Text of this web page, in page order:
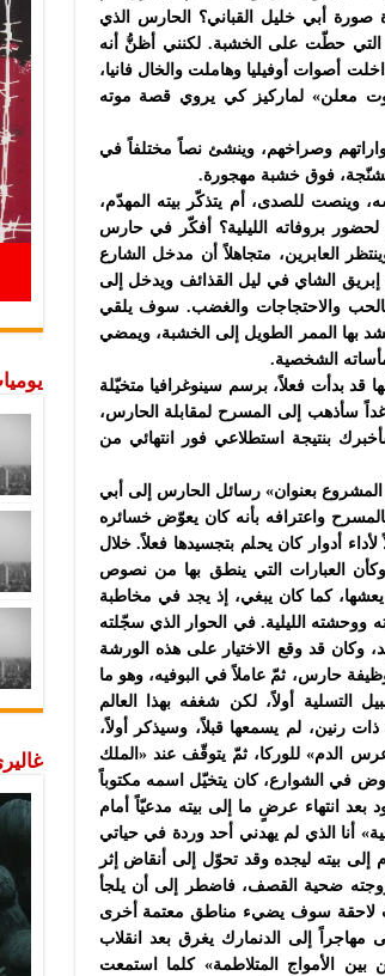
صورة أبي خليل القباني؟ الحارس الذي
حطّت على الخشبة. لكنني أظنُّ أنه
أصوات أوفيليا وهاملت والخال فانيا،
معلن» لماركيز كي يروي قصة موته
وصراخهم، وينشئ نصاً مختلفاً في
فوق خشبة مهجورة.
وينصت للصدى، أم يتذكّر بيته المهدّم،
بروفاته الليلية؟ أفكّر في حارس
العابرين، متجاهلاً أن مدخل الشارع
الشاي في ليل القذائف ويدخل إلى
والاحتجاجات والغضب. سوف يلقي
بها الممر الطويل إلى الخشبة، ويمضي
الشخصية.
قد بدأت فعلاً، برسم سينوغرافيا متخيّلة
سأذهب إلى المسرح لمقابلة الحارس،
بنتيجة استطلاعي فور انتهائي من
المشروع بعنوان» رسائل الحارس إلى أبي
واعترافه بأنه كان يعوّض خسائره
أدوار كان يحلم بتجسيدها فعلاً. خلال
العبارات التي ينطق بها من نصوص
يعشها، كما كان يبغي، إذ يجد في مخاطبة
الليلية. في الحوار الذي سجّلته
وكان قد وقع الاختيار على هذه الورشة
حارس، ثمّ عاملاً في البوفيه، وهو ما
أولاً، لكن شغفه بهذا العالم
رنين، لم يسمعها قبلاً، وسيذكر أولاً،
وآخر من «عرس الدم» للوركا، ثمّ يتوقّف عند «الملك
في الشوارع، كان يتخيّل اسمه مكتوباً
انتهاء عرضٍ ما إلى بيته مدعيّاً أمام
أنا الذي لم يهدني أحد وردة في حياتي
بيته ليجده وقد تحوّل إلى أنقاض إثر
زوجته ضحية القصف، فاضطر إلى أن يلجأ
لاحقة سوف يضيء مناطق معتمة أخرى
مهاجراً إلى الدنمارك يغرق بعد انقلاب
بين الأمواج المتلاطمة» كلما استمعت